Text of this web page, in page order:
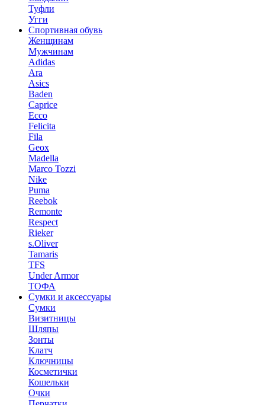
Туфли
Угги
Спортивная обувь
Женщинам
Мужчинам
Adidas
Ara
Asics
Baden
Caprice
Ecco
Felicita
Fila
Geox
Madella
Marco Tozzi
Nike
Puma
Reebok
Remonte
Respect
Rieker
s.Oliver
Tamaris
TFS
Under Armor
ТОФА
Сумки и аксессуары
Сумки
Визитницы
Шляпы
Зонты
Клатч
Ключницы
Косметички
Кошельки
Очки